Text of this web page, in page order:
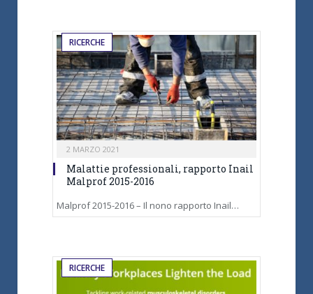
RICERCHE
2 MARZO 2021
Malattie professionali, rapporto Inail
Malprof 2015-2016
Malprof 2015-2016 – Il nono rapporto Inail…
RICERCHE